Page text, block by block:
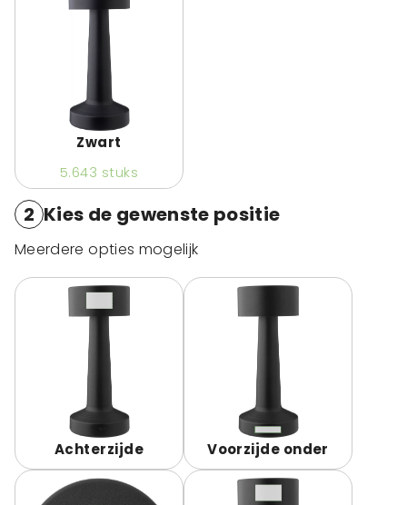
Zwart
5.643 stuks
2 Kies de gewenste positie
Meerdere opties mogelijk
Achterzijde Voorzijde onder